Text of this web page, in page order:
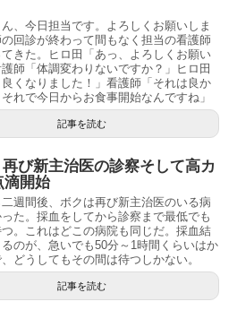
ん、今日担当です。よろしくお願いしま
回診が終わって間もなく担当の看護師
きた。ヒロ田「あっ、よろしくお願い
護師「体調変わりないですか？」ヒロ田
良くなりました！」看護師「それは良か
れで今日からお食事開始なんですね」
記事を読む
び新主治医の診察そして高カ
滴開始
週間後、ボクは再び新主治医のいる病
た。採血をしてから診察まで最低でも
。これはどこの病院も同じだ。採血結
のが、急いでも50分～1時間くらいはか
どうしてもその間は待つしかない。
記事を読む